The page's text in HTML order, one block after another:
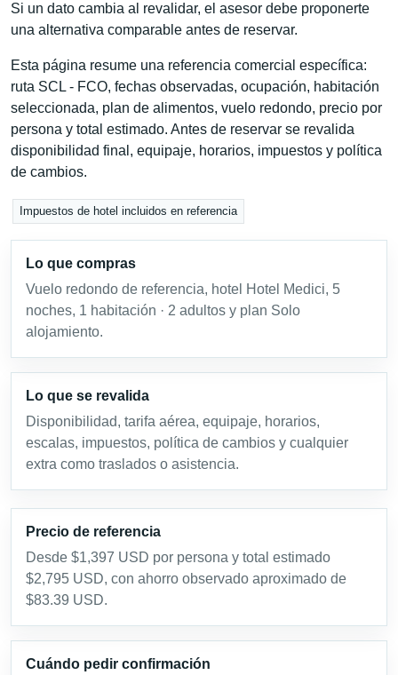
Si un dato cambia al revalidar, el asesor debe proponerte
una alternativa comparable antes de reservar.
Esta página resume una referencia comercial específica:
ruta SCL - FCO, fechas observadas, ocupación, habitación
seleccionada, plan de alimentos, vuelo redondo, precio por
persona y total estimado. Antes de reservar se revalida
disponibilidad final, equipaje, horarios, impuestos y política
de cambios.
Impuestos de hotel incluidos en referencia
Lo que compras
Vuelo redondo de referencia, hotel Hotel Medici, 5
noches, 1 habitación · 2 adultos y plan Solo
alojamiento.
Lo que se revalida
Disponibilidad, tarifa aérea, equipaje, horarios,
escalas, impuestos, política de cambios y cualquier
extra como traslados o asistencia.
Precio de referencia
Desde $1,397 USD por persona y total estimado
$2,795 USD, con ahorro observado aproximado de
$83.39 USD.
Cuándo pedir confirmación